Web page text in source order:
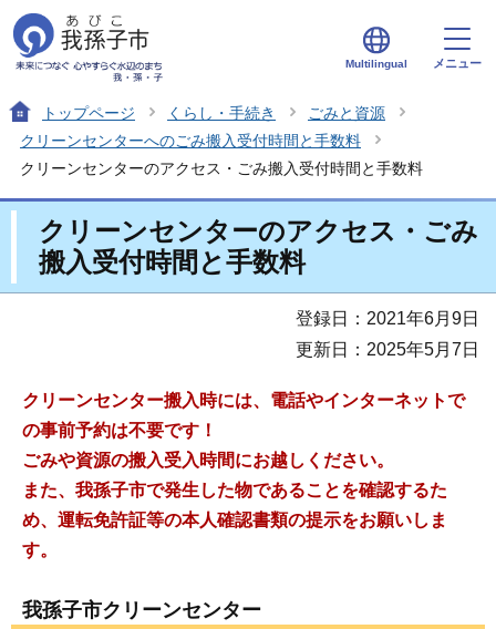
Multilingual メニュー
トップページ くらし・手続き
ごみと資源
クリーンセンターへのごみ搬入受付時間と手数料
クリーンセンターのアクセス・ごみ搬入受付時間と手数料
クリーンセンターのアクセス・ごみ
搬入受付時間と手数料
登録日：2021年6月9日
更新日：2025年5月7日
クリーンセンター搬入時には、電話やインターネットで
の事前予約は不要です！
ごみや資源の搬入受入時間にお越しください。
また、我孫子市で発生した物であることを確認するた
め、運転免許証等の本人確認書類の提示をお願いしま
す。
我孫子市クリーンセンター